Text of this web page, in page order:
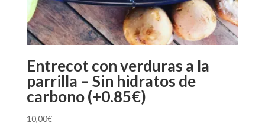
Entrecot con verduras a la
parrilla – Sin hidratos de
carbono (+0.85€)
10,00€